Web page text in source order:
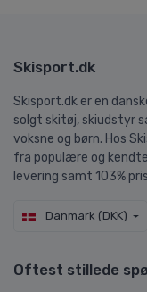
Skisport.dk
Skisport.dk er en
solgt skitøj, skiudstyr
voksne og børn. Hos
fra populære og
levering samt 103%
Danmark (DKK)
Oftest stillede